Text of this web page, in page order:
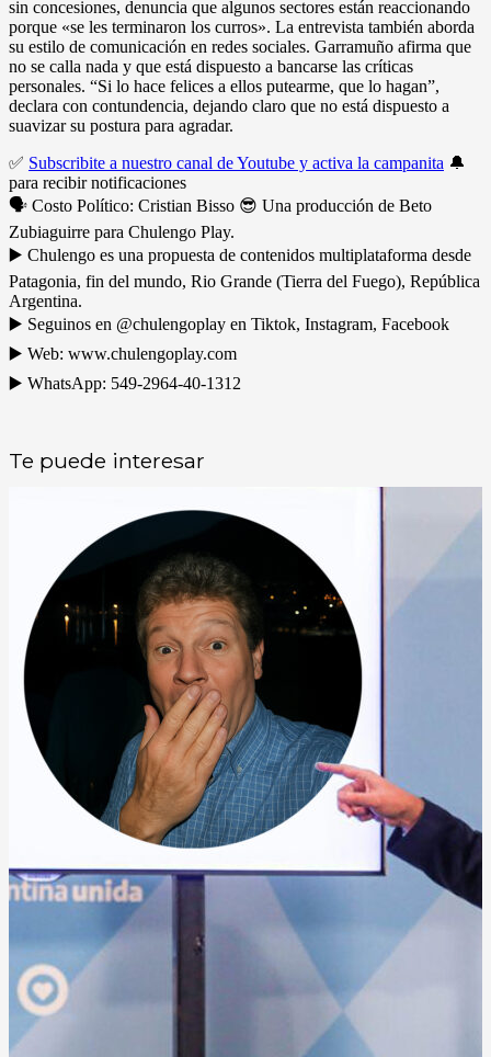
sin concesiones, denuncia que algunos sectores están reaccionando
porque «se les terminaron los curros». La entrevista también aborda
su estilo de comunicación en redes sociales. Garramuño afirma que
no se calla nada y que está dispuesto a bancarse las críticas
personales. “Si lo hace felices a ellos putearme, que lo hagan”,
declara con contundencia, dejando claro que no está dispuesto a
suavizar su postura para agradar.
✅ Subscribite a nuestro canal de Youtube y activa la campanita 🔔
para recibir notificaciones
🗣️ Costo Político: Cristian Bisso 😎 Una producción de Beto
Zubiaguirre para Chulengo Play.
▶️ Chulengo es una propuesta de contenidos multiplataforma desde
Patagonia, fin del mundo, Rio Grande (Tierra del Fuego), República
Argentina.
▶️ Seguinos en @chulengoplay en Tiktok, Instagram, Facebook
▶️ Web: www.chulengoplay.com
▶️ WhatsApp: 549-2964-40-1312
Te puede interesar